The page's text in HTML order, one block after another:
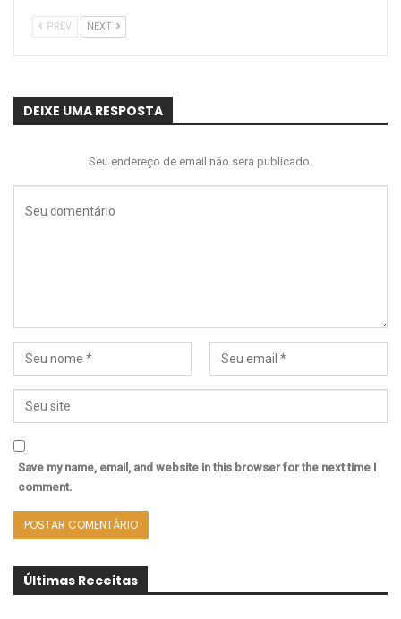
PREV NEXT
DEIXE UMA RESPOSTA
Seu endereço de email não será publicado.
Save my name, email, and website in this browser for the next time I
comment.
Últimas Receitas